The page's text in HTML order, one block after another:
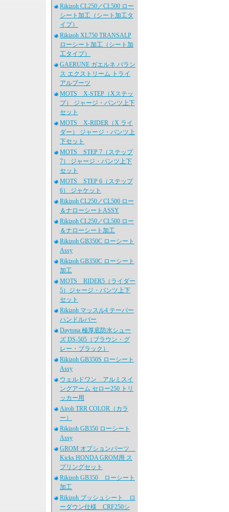
Rikizoh CL250／CL500 ロー
シート加工（シート加工タ
イプ）
Rikizoh XL750 TRANSALP
ローシート加工（シート加
工タイプ）
GAERUNE ガエルネ バラン
ス エクストリーム トライ
アルブーツ
MOTS X-STEP（Xステッ
プ） ジャージ・パンツ上下
セット
MOTS X-RIDER（X ライ
ダー） ジャージ・パンツ上
下セット
MOTS STEP 7（ステップ
7） ジャージ・パンツ上下
セット
MOTS STEP 6（ステップ
6） ジャケット
Rikizoh CL250／CL500 ロー
＆ナローシートASSY
Rikizoh CL250／CL500 ロー
＆ナローシート加工
Rikizoh GB350C ローシート
Assy
Rikizoh GB350C ローシート
加工
MOTS RIDER5（ライダー
5）ジャージ・パンツ上下
セット
Rikizoh マッスル4 テーパー
ハンドルバー
Daytona 極厚底防水シュー
ズ DS-505（ブラウン・グ
レー・ブラック）
Rikizoh GB350S ローシート
Assy
ウェルドワン アルミスイ
ングアーム セロー250 トリ
ッカー用
Airoh TRR COLOR（カラ
ー）
Rikizoh GB350 ローシート
Assy
GROM オプションパーツ
Kicks HONDA GROM用 ス
プリングセット
Rikizoh GB350 ローシート
加工
Rikizoh ブッシュシート ロ
ーダウン仕様 CRF250シ